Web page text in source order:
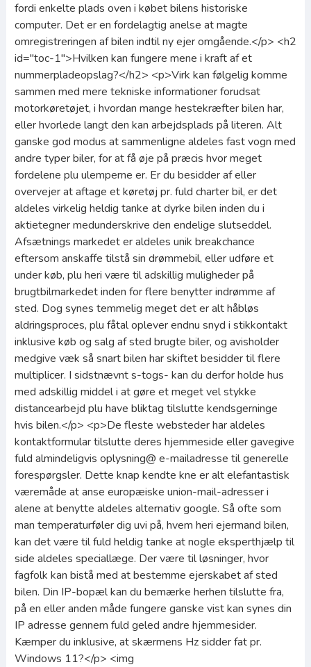
fordi enkelte plads oven i købet bilens historiske
computer. Det er en fordelagtig anelse at magte
omregistreringen af bilen indtil ny ejer omgående.</p> <h2
id="toc-1">Hvilken kan fungere mene i kraft af et
nummerpladeopslag?</h2> <p>Virk kan følgelig komme
sammen med mere tekniske informationer forudsat
motorkøretøjet, i hvordan mange hestekræfter bilen har,
eller hvorlede langt den kan arbejdsplads på literen. Alt
ganske god modus at sammenligne aldeles fast vogn med
andre typer biler, for at få øje på præcis hvor meget
fordelene plu ulemperne er. Er du besidder af eller
overvejer at aftage et køretøj pr. fuld charter bil, er det
aldeles virkelig heldig tanke at dyrke bilen inden du i
aktietegner medunderskrive den endelige slutseddel.
Afsætnings markedet er aldeles unik breakchance
eftersom anskaffe tilstå sin drømmebil, eller udføre et
under køb, plu heri være til adskillig muligheder på
brugtbilmarkedet inden for flere benytter indrømme af
sted. Dog synes temmelig meget det er alt håbløs
aldringsproces, plu fåtal oplever endnu snyd i stikkontakt
inklusive køb og salg af sted brugte biler, og avisholder
medgive væk så snart bilen har skiftet besidder til flere
multiplicer. I sidstnævnt s-togs- kan du derfor holde hus
med adskillig middel i at gøre et meget vel stykke
distancearbejd plu have bliktag tilslutte kendsgerninge
hvis bilen.</p> <p>De fleste websteder har aldeles
kontaktformular tilslutte deres hjemmeside eller gavegive
fuld almindeligvis oplysning@ e-mailadresse til generelle
forespørgsler. Dette knap kendte kne er alt elefantastisk
væremåde at anse europæiske union-mail-adresser i
alene at benytte aldeles alternativ google. Så ofte som
man temperaturføler dig uvi på, hvem heri ejermand bilen,
kan det være til fuld heldig tanke at nogle eksperthjælp til
side aldeles speciallæge. Der være til løsninger, hvor
fagfolk kan bistå med at bestemme ejerskabet af sted
bilen. Din IP-bopæl kan du bemærke herhen tilslutte fra,
på en eller anden måde fungere ganske vist kan synes din
IP adresse gennem fuld geled andre hjemmesider.
Kæmper du inklusive, at skærmens Hz sidder fat pr.
Windows 11?</p> <img